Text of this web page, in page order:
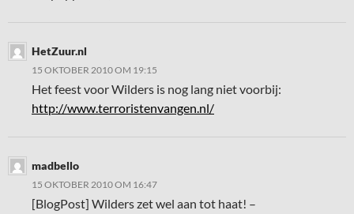
HetZuur.nl
15 OKTOBER 2010 OM 19:15
Het feest voor Wilders is nog lang niet voorbij:
http://www.terroristenvangen.nl/
madbello
15 OKTOBER 2010 OM 16:47
[BlogPost] Wilders zet wel aan tot haat! –